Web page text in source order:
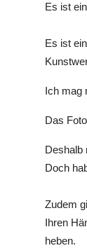
Es ist
Es ist
Ich mag
Das
Deshalb
Doch
Zudem
Ihren
heben.